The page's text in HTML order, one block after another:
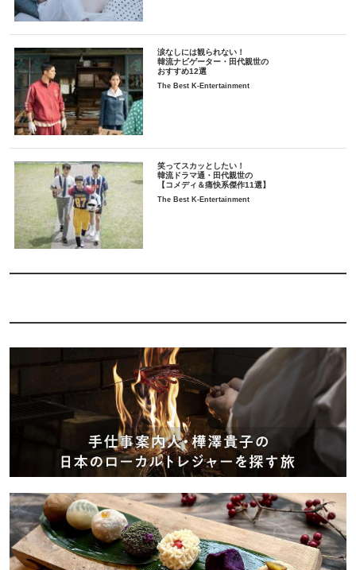
涙なしには観られない！
韓流ナビゲーター・田代親世の
おすすめ12選
The Best K-Entertainment
笑ってスカッとしたい！
韓流ドラマ通・田代親世の
【コメディ＆痛快系傑作11選】
The Best K-Entertainment